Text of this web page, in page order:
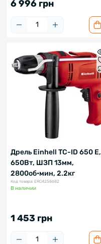
6 996 грн
Дрель Einhell TC-ID 650 E,
650Вт, ШЗП 13мм,
2800об•мин, 2.2кг
Код товара: ERC4258682
В наличии
1 453 грн